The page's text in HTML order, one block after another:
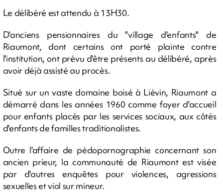
Le délibéré est attendu à 13H30.
D'anciens pensionnaires du "village d'enfants" de
Riaumont, dont certains ont porté plainte contre
l'institution, ont prévu d'être présents au délibéré, après
avoir déjà assisté au procès.
Situé sur un vaste domaine boisé à Liévin, Riaumont a
démarré dans les années 1960 comme foyer d'accueil
pour enfants placés par les services sociaux, aux côtés
d'enfants de familles traditionalistes.
Outre l'affaire de pédopornographie concernant son
ancien prieur, la communauté de Riaumont est visée
par d'autres enquêtes pour violences, agressions
sexuelles et viol sur mineur.